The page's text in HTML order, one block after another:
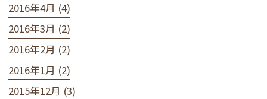
2016年4月 (4)
2016年3月 (2)
2016年2月 (2)
2016年1月 (2)
2015年12月 (3)